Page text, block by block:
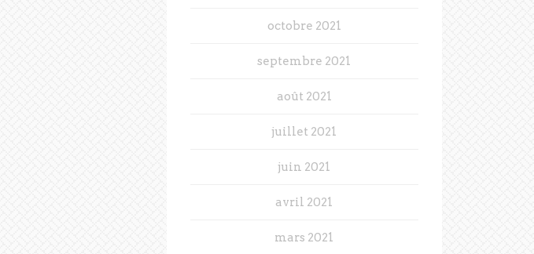
octobre 2021
septembre 2021
août 2021
juillet 2021
juin 2021
avril 2021
mars 2021